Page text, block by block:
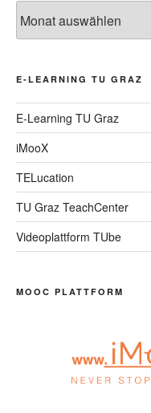
E-LEARNING TU GRAZ
E-Learning TU Graz
iMooX
TELucation
TU Graz TeachCenter
Videoplattform TUbe
MOOC PLATTFORM